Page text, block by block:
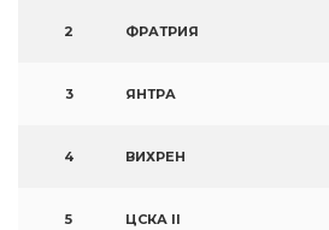
2 ФРАТРИЯ
3 ЯНТРА
4 ВИХРЕН
5 ЦСКА II